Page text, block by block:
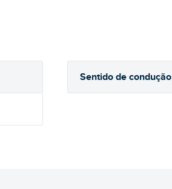
Sentido de condução